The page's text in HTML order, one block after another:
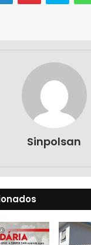
Sinpolsan